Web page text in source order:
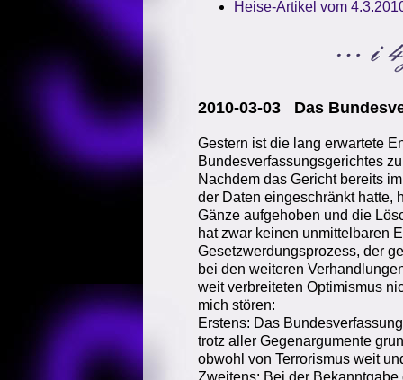
Heise-Artikel vom
2010-03-03 Das
Gestern ist die lang erwartete
Bundesverfassungsgerichtes
Nachdem das Gericht bereits
der Daten eingeschränkt hatte,
Gänze aufgehoben und die
hat zwar keinen unmittelbaren
Gesetzwerdungsprozess, der
bei den weiteren
weit verbreiteten Optimismus
mich stören:
Erstens: Das
trotz aller Gegenargumente
obwohl von Terrorismus weit